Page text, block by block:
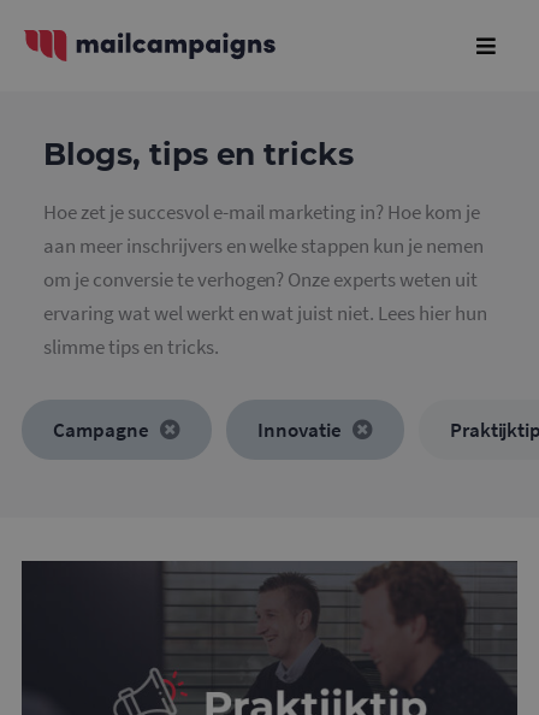
Blogs, tips en tricks
Hoe zet je succesvol e-mail marketing in? Hoe kom je
aan meer inschrijvers en welke stappen kun je nemen
om je conversie te verhogen? Onze experts weten uit
ervaring wat wel werkt en wat juist niet. Lees hier hun
slimme tips en tricks.
Campagne Innovatie